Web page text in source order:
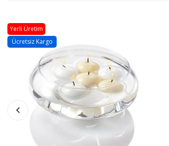
Yerli Üretim
Ücretsiz Kargo